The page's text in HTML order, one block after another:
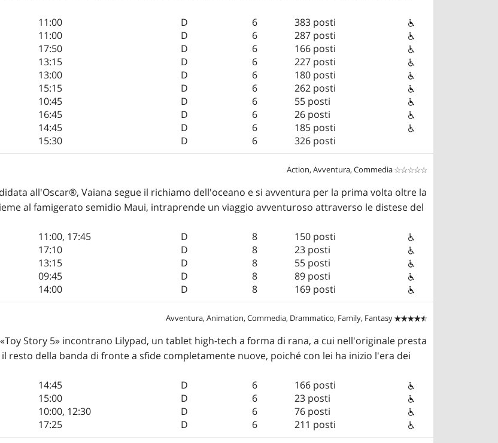
11:00 D 6
383 posti
11:00 D 6
287 posti
17:50 D 6
166 posti
13:15 D 6
227 posti
13:00 D 6
180 posti
15:15 D 6
262 posti
10:45 D 6
55 posti
16:45 D 6
26 posti
14:45 D 6
185 posti
15:30 D 6 326 posti
Action, Avventura, Commedia 

all'Oscar®, Vaiana segue il richiamo dell'oceano e si avventura per la prima volta oltre la
al famigerato semidio Maui, intraprende un viaggio avventuroso attraverso le distese del
11:00, 17:45 D 8
150 posti
17:10 D 8
23 posti
13:15 D 8
55 posti
09:45 D 8
89 posti
14:00 D 8 169 posti
Avventura, Animation, Commedia, Drammatico, Family, Fantasy 

Story 5» incontrano Lilypad, un tablet high-tech a forma di rana, a cui nell'originale presta
il resto della banda di fronte a sfide completamente nuove, poiché con lei ha inizio l'era dei
14:45 D 6
166 posti
15:00 D 6
23 posti
10:00, 12:30 D 6
76 posti
17:25 D 6 211 posti